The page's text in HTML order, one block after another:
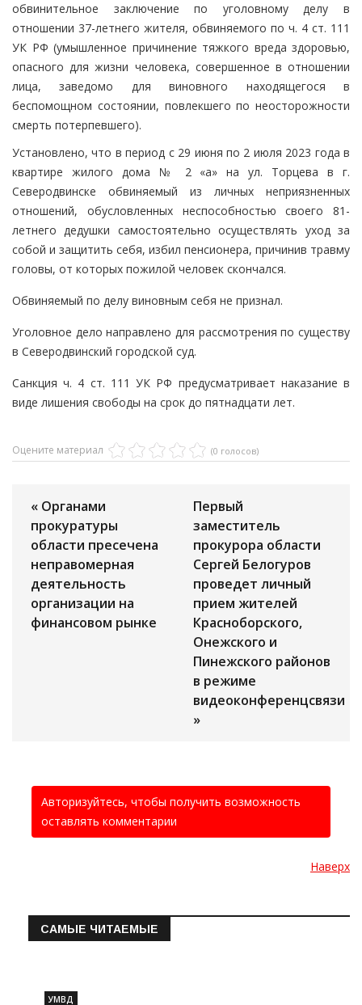
обвинительное заключение по уголовному делу в
отношении 37-летнего жителя, обвиняемого по ч. 4 ст. 111
УК РФ (умышленное причинение тяжкого вреда здоровью,
опасного для жизни человека, совершенное в отношении
лица, заведомо для виновного находящегося в
беспомощном состоянии, повлекшего по неосторожности
смерть потерпевшего).
Установлено, что в период с 29 июня по 2 июля 2023 года в
квартире жилого дома № 2 «а» на ул. Торцева в г.
Северодвинске обвиняемый из личных неприязненных
отношений, обусловленных неспособностью своего 81-
летнего дедушки самостоятельно осуществлять уход за
собой и защитить себя, избил пенсионера, причинив травму
головы, от которых пожилой человек скончался.
Обвиняемый по делу виновным себя не признал.
Уголовное дело направлено для рассмотрения по существу
в Северодвинский городской суд.
Санкция ч. 4 ст. 111 УК РФ предусматривает наказание в
виде лишения свободы на срок до пятнадцати лет.
Оцените материал (0 голосов)
« Органами
прокуратуры
области пресечена
неправомерная
деятельность
организации на
финансовом рынке
Первый
заместитель
прокурора области
Сергей Белогуров
проведет личный
прием жителей
Красноборского,
Онежского и
Пинежского районов
в режиме
видеоконференцсвязи
»
Авторизуйтесь, чтобы получить возможность
оставлять комментарии
Наверх
САМЫЕ ЧИТАЕМЫЕ
УМВД